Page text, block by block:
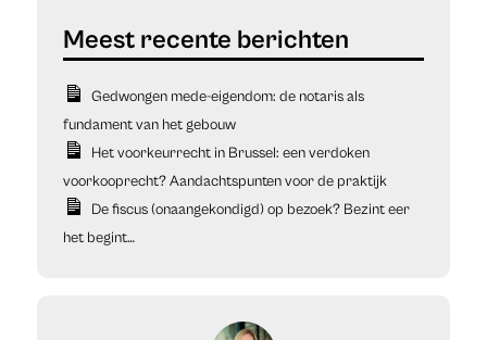
Gedwongen mede-eigendom: de notaris als
fundament van het gebouw
Het voorkeurrecht in Brussel: een verdoken
voorkooprecht? Aandachtspunten voor de praktijk
De fiscus (onaangekondigd) op bezoek? Bezint eer
het begint…